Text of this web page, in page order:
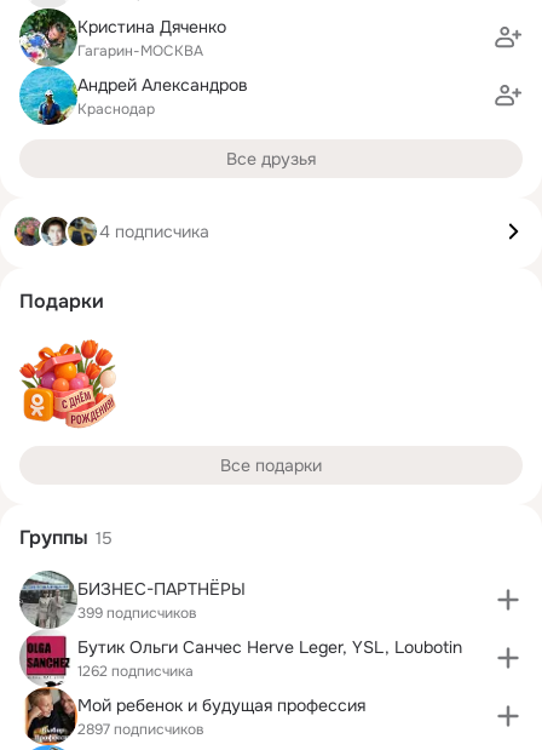
Кристина Дяченко
Гагарин-МОСКВА
Андрей Александров
Краснодар
Все друзья
4 подписчика
Подарки
Все подарки
Группы 15
БИЗНЕС-ПАРТНЁРЫ
399 подписчиков
Бутик Ольги Санчеc Herve Leger, YSL, Loubotin
1262 подписчика
Мой ребенок и будущая профессия
2897 подписчиков